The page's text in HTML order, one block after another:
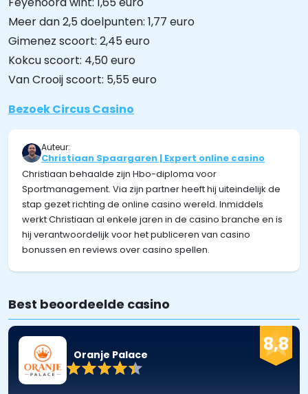
Meer dan 2,5 doelpunten: 1,77 euro
Gimenez scoort: 2,45 euro
Kokcu scoort: 4,50 euro
Van Crooij scoort: 5,55 euro
Bezoek Circus Casino
Auteur:
Christiaan Spaargaren | Expert online casino
Christiaan behaalde zijn Hbo-diploma voor
Sportmanagement. Via zijn partner heeft hij uiteindelijk de
stap gezet richting de online casino wereld. Inmiddels
werkt Christiaan al enkele jaren in de casino branche en is
hij verantwoordelijk voor het publiceren van casino
bonussen en reviews over casino spellen.
Best beoordeelde casino
8,8
Oranje Palace